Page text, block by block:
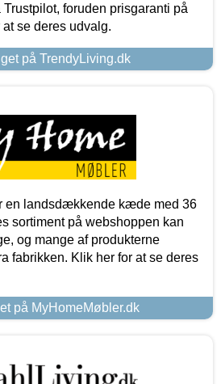
foruden prisgaranti på
se deres udvalg.
på TrendyLiving.dk
en landsdækkende kæde med 36
sortiment på webshoppen kan
og mange af produkterne
fabrikken. Klik her for at se deres
på MyHomeMøbler.dk